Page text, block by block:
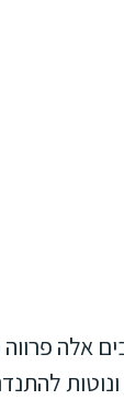
אלה פרווה